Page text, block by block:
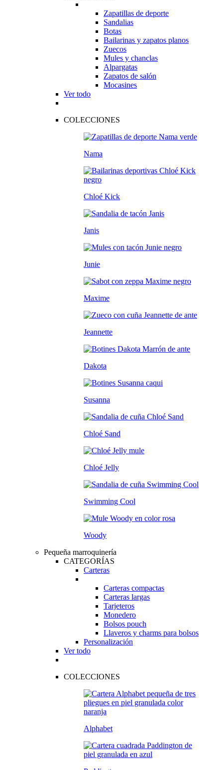
Zapatillas de deporte
Sandalias
Botas
Bailarinas y zapatos planos
Zuecos
Mules y chanclas
Alpargatas
Zapatos de salón
Mocasines
Ver todo
COLECCIONES
Nama
Chloé Kick
Janis
Junie
Maxime
Jeannette
Dakota
Susanna
Chloé Sand
Chloé Jelly
Swimming Cool
Woody
Pequeña marroquinería
CATEGORÍAS
Carteras
Carteras compactas
Carteras largas
Tarjeteros
Monedero
Bolsos pouch
Llaveros y charms para bolsos
Personalización
Ver todo
COLECCIONES
Alphabet